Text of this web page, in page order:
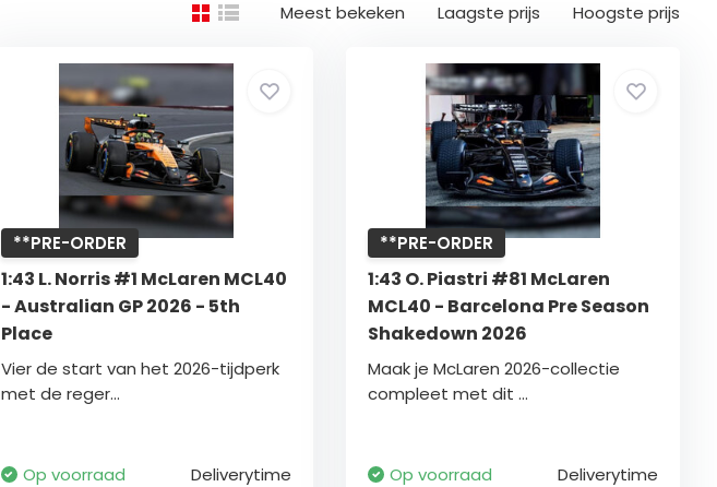
Meest bekeken Laagste prijs Hoogste prijs
**PRE-ORDER
1:43 L. Norris #1 McLaren MCL40
- Australian GP 2026 - 5th
Place
Vier de start van het 2026-tijdperk
met de reger...
Op voorraad Deliverytime
**PRE-ORDER
1:43 O. Piastri #81 McLaren
MCL40 - Barcelona Pre Season
Shakedown 2026
Maak je McLaren 2026-collectie
compleet met dit ...
Op voorraad Deliverytime